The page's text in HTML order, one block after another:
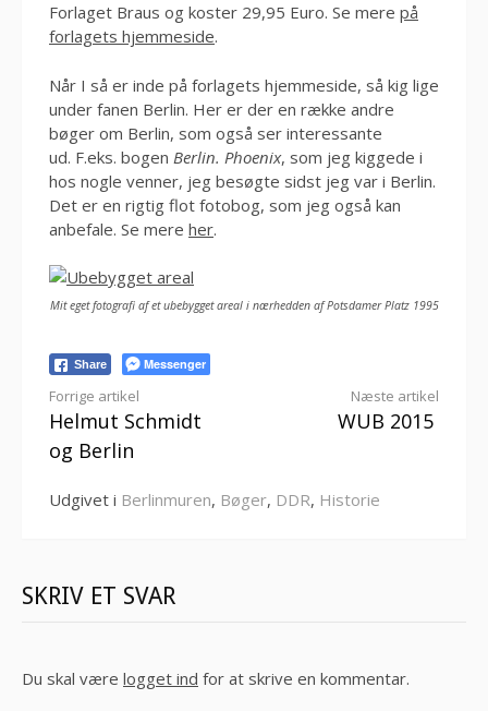
Forlaget Braus og koster 29,95 Euro. Se mere på
forlagets hjemmeside.
Når I så er inde på forlagets hjemmeside, så kig lige
under fanen Berlin. Her er der en række andre
bøger om Berlin, som også ser interessante
ud. F.eks. bogen Berlin. Phoenix, som jeg kiggede i
hos nogle venner, jeg besøgte sidst jeg var i Berlin.
Det er en rigtig flot fotobog, som jeg også kan
anbefale. Se mere her.
Mit eget fotografi af et ubebygget areal i nærhedden af Potsdamer Platz 1995
Share Messenger
Læs
videre
Forrige artikel
Helmut Schmidt
og Berlin
Næste artikel
WUB 2015
Udgivet i Berlinmuren, Bøger, DDR, Historie
SKRIV ET SVAR
Du skal være logget ind for at skrive en kommentar.